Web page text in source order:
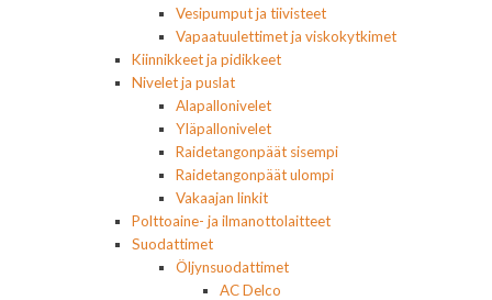
Vesipumput ja tiivisteet
Vapaatuulettimet ja viskokytkimet
Kiinnikkeet ja pidikkeet
Nivelet ja puslat
Alapallonivelet
Yläpallonivelet
Raidetangonpäät sisempi
Raidetangonpäät ulompi
Vakaajan linkit
Polttoaine- ja ilmanottolaitteet
Suodattimet
Öljynsuodattimet
AC Delco